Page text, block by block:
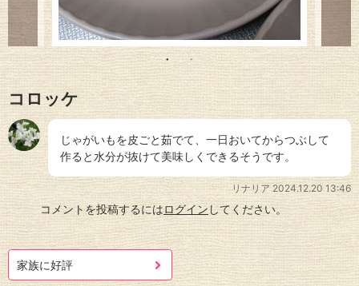
コロッケ
じゃがいもを皮ごと茹でて、一日おいてからつぶして
作ると水分が抜けて美味しくできるそうです。
リナリア 2024.12.20 13:46
コメントを投稿するにはログインしてください。
家族に好評